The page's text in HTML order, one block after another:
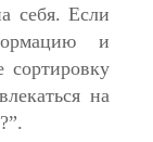
себя. Если
и
сортировку
на